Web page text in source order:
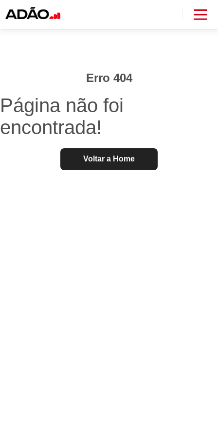
Erro 404
Página não foi
encontrada!
Voltar a Home